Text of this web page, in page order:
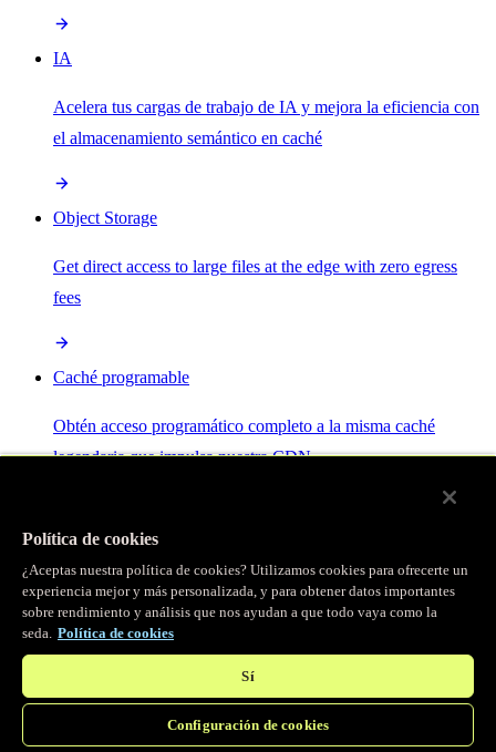
IA
Acelera tus cargas de trabajo de IA y mejora la eficiencia con
el almacenamiento semántico en caché
Object Storage
Get direct access to large files at the edge with zero egress
fees
Caché programable
Obtén acceso programático completo a la misma caché
legendaria que impulsa nuestra CDN.
Servidor MCP
Control por IA para tus servicios Fastly.
Política de cookies
¿Aceptas nuestra política de cookies? Utilizamos cookies para ofrecerte un
experiencia mejor y más personalizada, y para obtener datos importantes
sobre rendimiento y análisis que nos ayudan a que todo vaya como la
seda. Política de cookies
Sí
Configuración de cookies